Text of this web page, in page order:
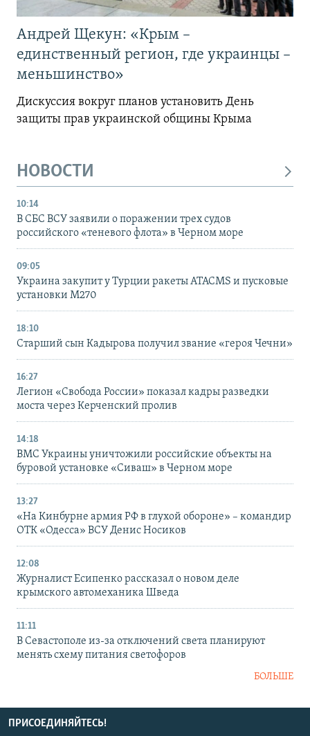
Андрей Щекун: «Крым –
единственный регион, где украинцы –
меньшинство»
Дискуссия вокруг планов установить День
защиты прав украинской общины Крыма
НОВОСТИ
10:14
В СБС ВСУ заявили о поражении трех судов
российского «теневого флота» в Черном море
09:05
Украина закупит у Турции ракеты ATACMS и пусковые
установки M270
18:10
Старший сын Кадырова получил звание «героя Чечни»
16:27
Легион «Свобода России» показал кадры разведки
моста через Керченский пролив
14:18
ВМС Украины уничтожили российские объекты на
буровой установке «Сиваш» в Черном море
13:27
«На Кинбурне армия РФ в глухой обороне» – командир
ОТК «Одесса» ВСУ Денис Носиков
12:08
Журналист Есипенко рассказал о новом деле
крымского автомеханика Шведа
11:11
В Севастополе из-за отключений света планируют
менять схему питания светофоров
БОЛЬШЕ
ПРИСОЕДИНЯЙТЕСЬ!